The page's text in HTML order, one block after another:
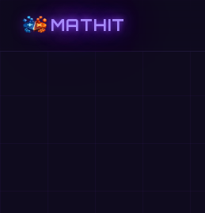
MATHIT